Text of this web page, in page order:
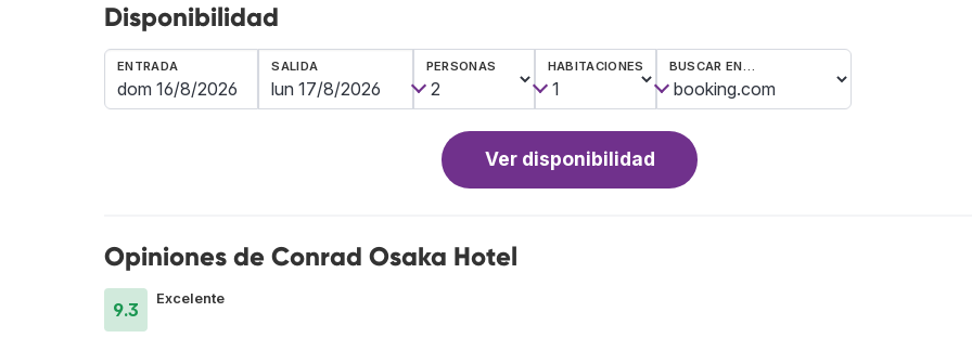
Disponibilidad
ENTRADA SALIDA PERSONAS HABITACIONES BUSCAR EN…
Ver disponibilidad
Opiniones de Conrad Osaka Hotel
9.3
Excelente